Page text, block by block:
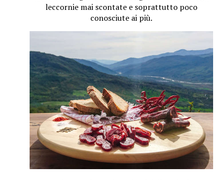
leccornie mai scontate e soprattutto poco
conosciute ai più.